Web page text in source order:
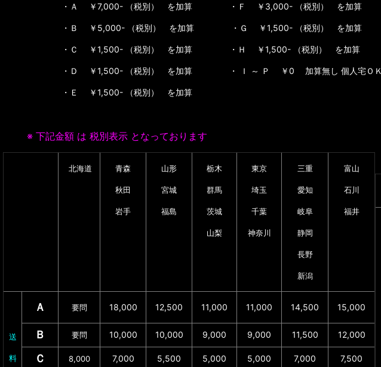
・Ａ ￥7,000- （税別） を加算 ・Ｆ ￥3,000- （税別） を加算
・Ｂ ￥5,000- （税別） を加算 ・Ｇ ￥1,500- （税別） を加算
・Ｃ ￥1,500- （税別） を加算 ・Ｈ ￥1,500- （税別） を加算
・Ｄ ￥1,500- （税別） を加算 ・ Ｉ ～ Ｐ ￥0 加算無し 個人宅ＯＫ
・Ｅ ￥1,500- （税別） を加算
※ 下記金額 は 税別表示 となっております
北海道 青森
秋田
岩手
山形
宮城
福島
栃木
群馬
茨城
山梨
東京
埼玉
千葉
神奈川
三重
愛知
岐阜
静岡
長野
新潟
富山
石川
福井
送
料
Ａ 要問 18,000 12,500 11,000 11,000 14,500 15,000
Ｂ 要問 10,000 10,000 9,000 9,000 11,500 12,000
Ｃ 8,000 7,000 5,500 5,000 5,000 7,000 7,500